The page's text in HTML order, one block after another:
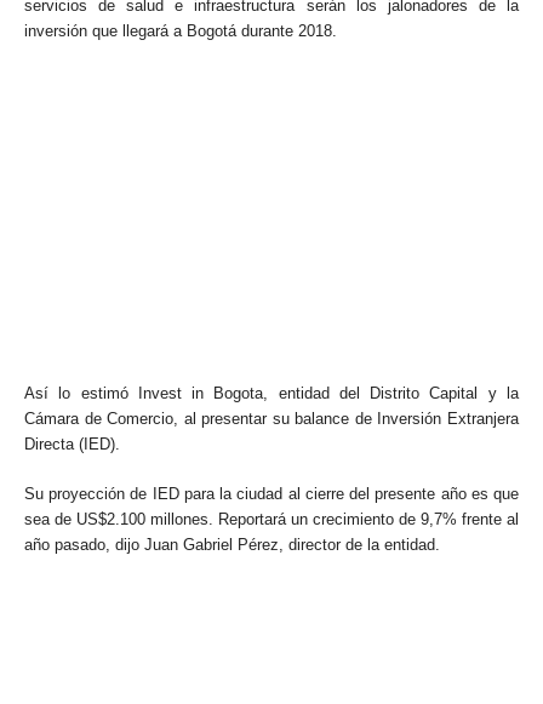
servicios de salud e infraestructura serán los jalonadores de la
inversión que llegará a Bogotá durante 2018.
Así lo estimó Invest in Bogota, entidad del Distrito Capital y la
Cámara de Comercio, al presentar su balance de Inversión Extranjera
Directa (IED).
Su proyección de IED para la ciudad al cierre del presente año es que
sea de US$2.100 millones. Reportará un crecimiento de 9,7% frente al
año pasado, dijo Juan Gabriel Pérez, director de la entidad.